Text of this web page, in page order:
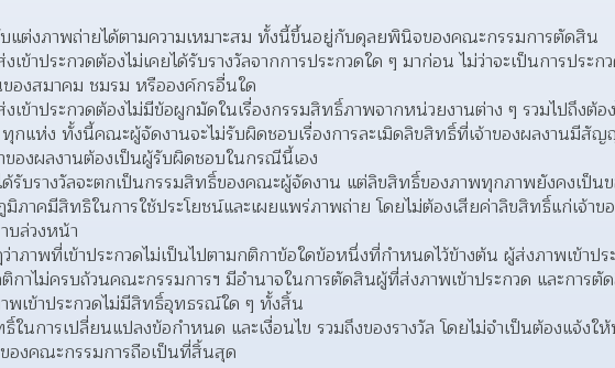
แต่งภาพถ่ายได้ตามความเหมาะสม ทั้งนี้ขึ้นอยู่กับดุลยพินิจของคณะกรรมการตัดสิน
เข้าประกวดต้องไม่เคยได้รับรางวัลจากการประกวดใด ๆ มาก่อน ไม่ว่าจะเป็นการประ
องสมาคม ชมรม หรือองค์กรอื่นใด
เข้าประกวดต้องไม่มีข้อผูกมัดในเรื่องกรรมสิทธิ์ภาพจากหน่วยงานต่าง ๆ รวมไปถึงต้
กแห่ง ทั้งนี้คณะผู้จัดงานจะไม่รับผิดชอบเรื่องการละเมิดลิขสิทธิ์ที่เจ้าของผลงานมี
ของผลงานต้องเป็นผู้รับผิดชอบในกรณีนี้เอง
รับรางวัลจะตกเป็นกรรมสิทธิ์ของคณะผู้จัดงาน แต่ลิขสิทธิ์ของภาพทุกภาพยังคงเป็
ภาคมีสิทธิในการใช้ประโยชน์และเผยแพร่ภาพถ่าย โดยไม่ต้องเสียค่าลิขสิทธิ์แก่เจ้าข
บล่วงหน้า
าภาพที่เข้าประกวดไม่เป็นไปตามกติกาข้อใดข้อหนึ่งที่กำหนดไว้ข้างต้น ผู้ส่งภาพเข้าปร
กาไม่ครบถ้วนคณะกรรมการฯ มีอำนาจในการตัดสินผู้ที่ส่งภาพเข้าประกวด และการ
เข้าประกวดไม่มีสิทธิ์อุทธรณ์ใด ๆ ทั้งสิ้น
ในการเปลี่ยนแปลงข้อกำหนด และเงื่อนไข รวมถึงของรางวัล โดยไม่จำเป็นต้องแจ้งใ
องคณะกรรมการถือเป็นที่สิ้นสุด